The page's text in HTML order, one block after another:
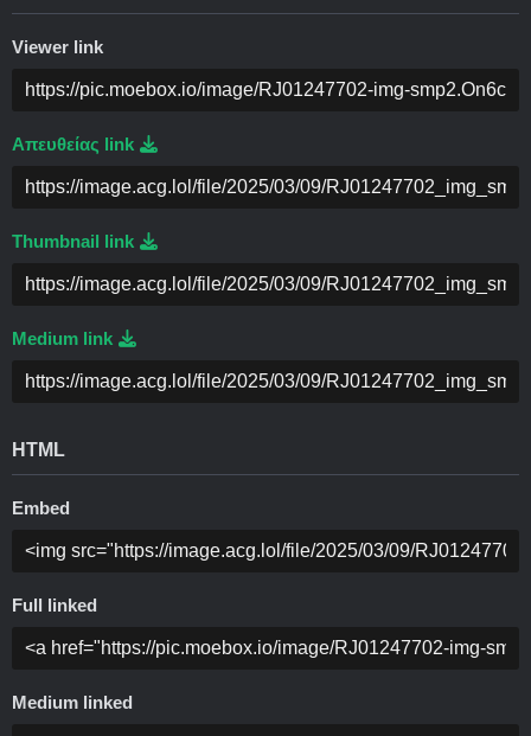
Viewer link
Απευθείας link
Thumbnail link
Medium link
HTML
Embed
Full linked
Medium linked